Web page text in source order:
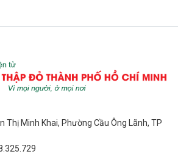
Thị Minh Khai, Phường Cầu Ông Lãnh, TP